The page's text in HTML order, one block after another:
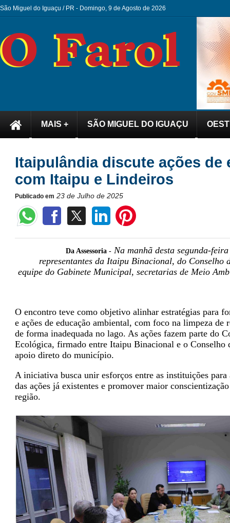
São Miguel do Iguaçu / PR - Domingo, 9 de Agosto de 2026
MAIS + SÃO MIGUEL DO IGUAÇU
Itaipulândia discute ações de
com Itaipu e Lindeiros
Publicado em 23 de Julho de 2025
Da Assessoria - Na manhã desta segunda-
representantes da Itaipu Binacional, do
equipe do Gabinete Municipal, secretarias de Meio
O encontro teve como objetivo alinhar estratégias para
e ações de educação ambiental, com foco na limpeza de
de forma inadequada no lago. As ações fazem parte do
Ecológica, firmado entre Itaipu Binacional e o Conselho
apoio direto do município.
A iniciativa busca unir esforços entre as instituições
das ações já existentes e promover maior
região.